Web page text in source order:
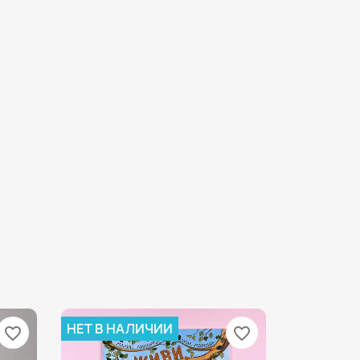
favorite_border НЕТ В НАЛИЧИИ favorite_border